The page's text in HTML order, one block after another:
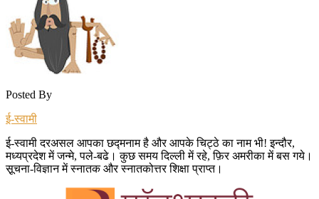
Posted By
ई-स्वामी
ई-स्वामी दरअसल आपका छद्मनाम है और आपके चिट्ठे का नाम भी! इन्दौर,
मध्यप्रदेश में जन्मे, पले-बढे। कुछ समय दिल्ली में रहे, फ़िर अमरीका में बस गये।
सू़चना-विज्ञान में स्नातक और स्नातकोत्तर शिक्षा प्राप्त।